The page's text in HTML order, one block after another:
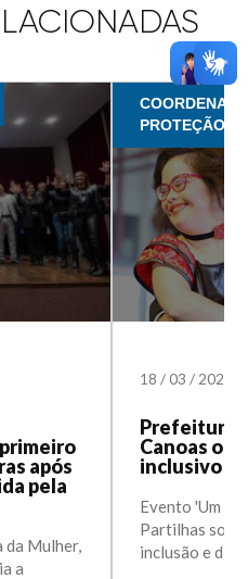
após
pela
da Mulher,
a
PROTEÇÃO
18/03/ 2024
Prefeitura
Canoas
inclusivo
Evento 'Um
Partilhas
inclusão e